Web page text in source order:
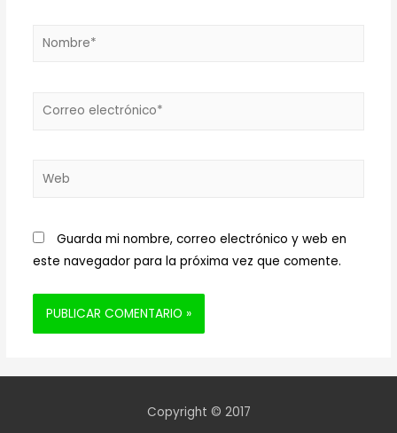
Nombre*
Correo
Web
Guarda mi nombre, correo electrónico y web en
este navegador para la próxima vez que comente.
Copyright © 2017